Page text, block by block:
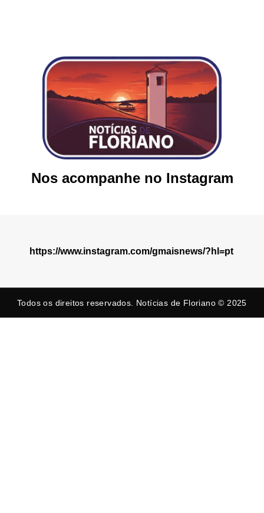
Nos acompanhe no Instagram
https://www.instagram.com/gmaisnews/?hl=pt
Todos os direitos reservados. Notícias de Floriano © 2025